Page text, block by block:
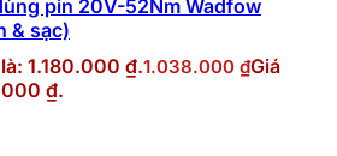
pin 20V-52Nm Wadfow
& sạc)
1.180.000 ₫.1.038.000 ₫Giá
₫.